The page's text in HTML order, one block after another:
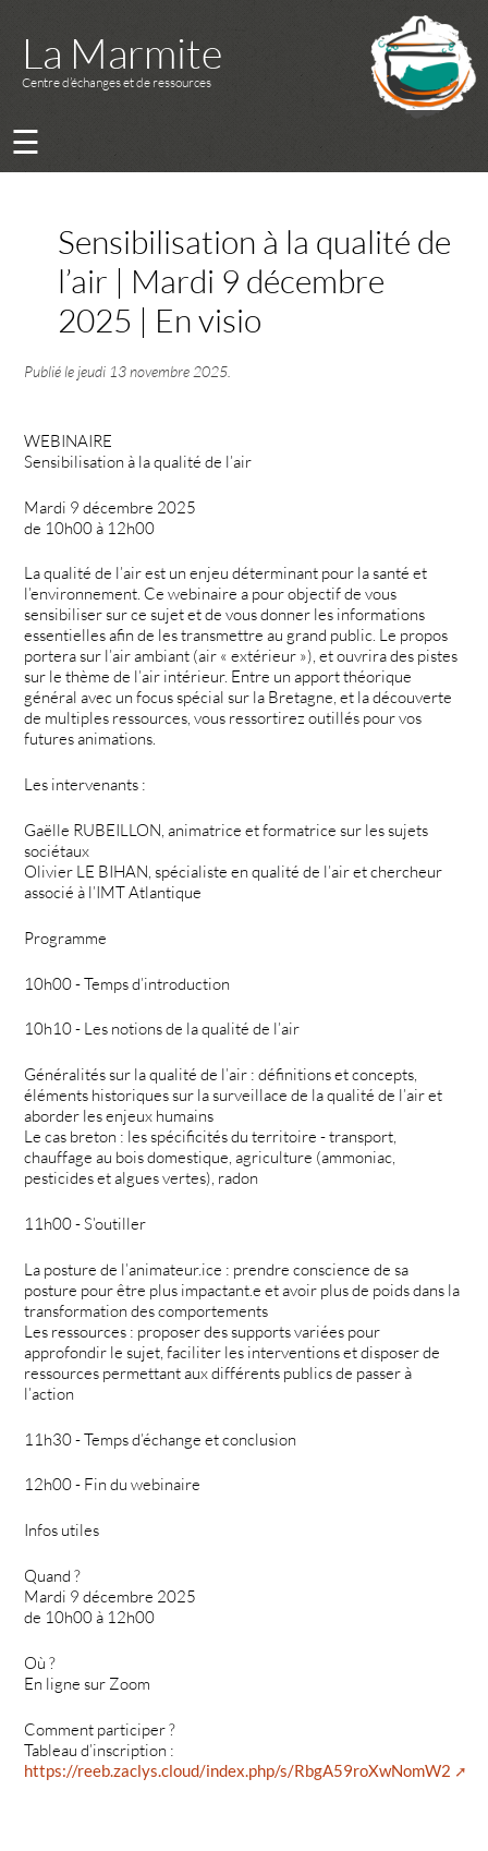
La Marmite
Centre d’échanges et de ressources
☰
Sensibilisation à la qualité de
l’air | Mardi 9 décembre
2025 | En visio
Publié le jeudi 13 novembre 2025
WEBINAIRE
Sensibilisation à la qualité de l’air
Mardi 9 décembre 2025
de 10h00 à 12h00
La qualité de l’air est un enjeu déterminant pour la santé et
l’environnement. Ce webinaire a pour objectif de vous
sensibiliser sur ce sujet et de vous donner les informations
essentielles afin de les transmettre au grand public. Le propos
portera sur l’air ambiant (air « extérieur »), et ouvrira des pistes
sur le thème de l’air intérieur. Entre un apport théorique
général avec un focus spécial sur la Bretagne, et la découverte
de multiples ressources, vous ressortirez outillés pour vos
futures animations.
Les intervenants :
Gaëlle RUBEILLON, animatrice et formatrice sur les sujets
sociétaux
Olivier LE BIHAN, spécialiste en qualité de l’air et chercheur
associé à l’IMT Atlantique
Programme
10h00 - Temps d’introduction
10h10 - Les notions de la qualité de l’air
Généralités sur la qualité de l’air : définitions et concepts,
éléments historiques sur la surveillace de la qualité de l’air et
aborder les enjeux humains
Le cas breton : les spécificités du territoire - transport,
chauffage au bois domestique, agriculture (ammoniac,
pesticides et algues vertes), radon
11h00 - S’outiller
La posture de l’animateur.ice : prendre conscience de sa
posture pour être plus impactant.e et avoir plus de poids dans la
transformation des comportements
Les ressources : proposer des supports variées pour
approfondir le sujet, faciliter les interventions et disposer de
ressources permettant aux différents publics de passer à
l’action
11h30 - Temps d’échange et conclusion
12h00 - Fin du webinaire
Infos utiles
Quand ?
Mardi 9 décembre 2025
de 10h00 à 12h00
Où ?
En ligne sur Zoom
Comment participer ?
Tableau d’inscription :
https://reeb.zaclys.cloud/index.php/s/RbgA59roXwNomW2